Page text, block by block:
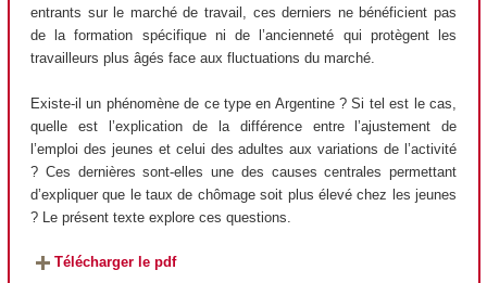
entrants sur le marché de travail, ces derniers ne bénéficient pas
de la formation spécifique ni de l’ancienneté qui protègent les
travailleurs plus âgés face aux fluctuations du marché.
Existe-il un phénomène de ce type en Argentine ? Si tel est le cas,
quelle est l’explication de la différence entre l’ajustement de
l’emploi des jeunes et celui des adultes aux variations de l’activité
? Ces dernières sont-elles une des causes centrales permettant
d’expliquer que le taux de chômage soit plus élevé chez les jeunes
? Le présent texte explore ces questions.
Télécharger le pdf